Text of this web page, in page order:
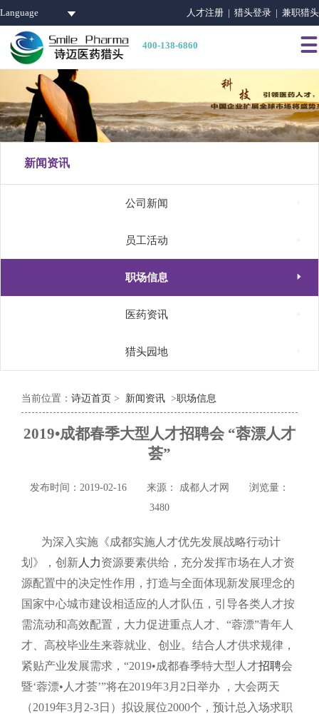
Language 人才注册 | 猎头登录 | 兼职猎头
400-138-6860 
新闻资讯
公司新闻
员工活动
职场信息 
医药资讯
猎头园地
当前位置： 诗迈首页 > 新闻资讯 >职场信息
2019•成都春季大型人才招聘会 “蓉漂人才
荟”
发布时间：2019-02-16 来源： 成都人才网
浏览量：
3480
为深入实施《成都实施人才优先发展战略行动计
划》，创新 人力资源要素供给，充分发挥市场在人才资
源配置中的决定性作用，打造与全面体现新发展理念的
国家中心城市建设相适应的人才队伍，引导各类人才按
需流动和高效配置，大力促进重点人才、“蓉漂”青年人
才、高校毕业生来蓉就业、创业。结合人才供求规律，
紧贴产业发展需求，“2019•成都春季特大型人才招聘会
暨‘蓉漂•人才荟’”将在2019年3月2日举办 ，大会两天
（2019年3月2-3日）拟设展位2000个，预计总入场求职